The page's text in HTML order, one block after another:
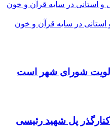
در سایه قرآن و خون
شورای شهر است
کنارگذر پل شهید رئیسی